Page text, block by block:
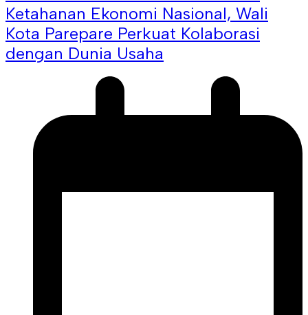
Ketahanan Ekonomi Nasional, Wali
Kota Parepare Perkuat Kolaborasi
dengan Dunia Usaha